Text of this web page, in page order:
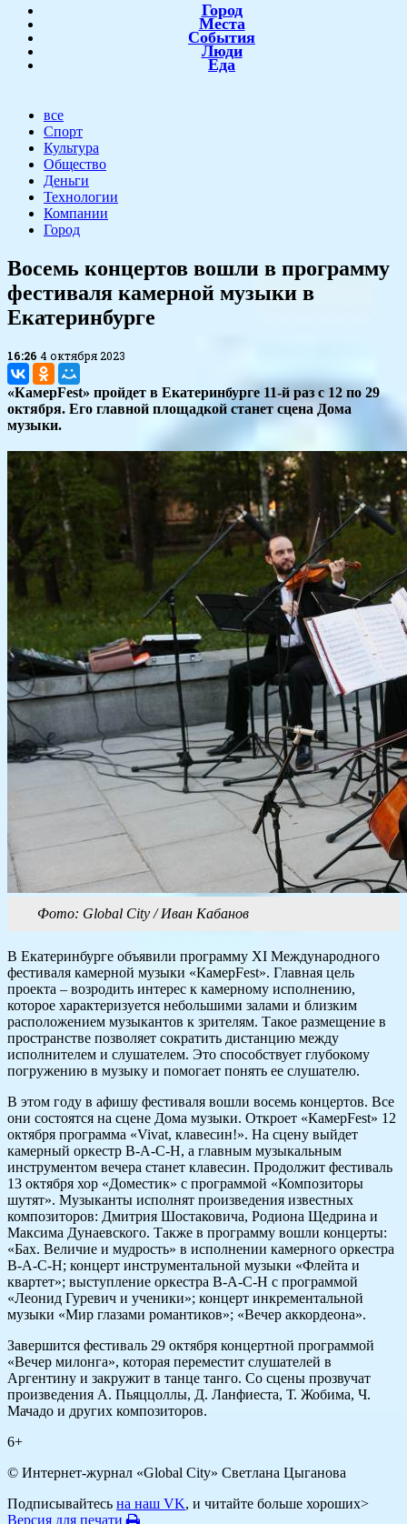
Город
Места
События
Люди
Еда
все
Спорт
Культура
Общество
Деньги
Технологии
Компании
Город
​Восемь концертов вошли в программу
фестиваля камерной музыки в
Екатеринбурге
16:26 4 октября 2023
«КамерFest» пройдет в Екатеринбурге 11-й раз с 12 по 29
октября. Его главной площадкой станет сцена Дома
музыки.
Фото: Global City / Иван Кабанов
В Екатеринбурге объявили программу XI Международного
фестиваля камерной музыки «КамерFest». Главная цель
проекта – возродить интерес к камерному исполнению,
которое характеризуется небольшими залами и близким
расположением музыкантов к зрителям. Такое размещение в
пространстве позволяет сократить дистанцию между
исполнителем и слушателем. Это способствует глубокому
погружению в музыку и помогает понять ее слушателю.
В этом году в афишу фестиваля вошли восемь концертов. Все
они состоятся на сцене Дома музыки. Откроет «КамерFest» 12
октября программа «Vivat, клавесин!». На сцену выйдет
камерный оркестр В-А-С-Н, а главным музыкальным
инструментом вечера станет клавесин. Продолжит фестиваль
13 октября хор «Доместик» с программой «Композиторы
шутят». Музыканты исполнят произведения известных
композиторов: Дмитрия Шостаковича, Родиона Щедрина и
Максима Дунаевского. Также в программу вошли концерты:
«Бах. Величие и мудрость» в исполнении камерного оркестра
В-А-С-Н; концерт инструментальной музыки «Флейта и
квартет»; выступление оркестра В-А-С-Н с программой
«Леонид Гуревич и ученики»; концерт инкрементальной
музыки «Мир глазами романтиков»; «Вечер аккордеона».
Завершится фестиваль 29 октября концертной программой
«Вечер милонга», которая переместит слушателей в
Аргентину и закружит в танце танго. Со сцены прозвучат
произведения А. Пьяццоллы, Д. Ланфиеста, Т. Жобима, Ч.
Мачадо и других композиторов.
6+
© Интернет-журнал «Global City» Светлана Цыганова
Подписывайтесь на наш VK, и читайте больше хороших>
Версия для печати